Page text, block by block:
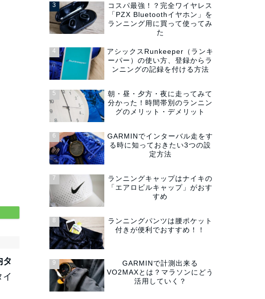
タ
コスパ最強！？完全ワイヤレス
「PZX Bluetoothイヤホン」を
ランニング用に買って使ってみ
た
アシックスRunkeeper（ランキ
ーパー）の使い方、登録からラ
ンニングの記録を付ける方法
朝・昼・夕方・夜に走ってみて
分かった！時間帯別のランニン
グのメリット・デメリット
GARMINでインターバル走をす
る時に知っておきたい3つの設
定方法
ランニングキャップはナイキの
「エアロビルキャップ」がおす
すめ
ランニングパンツは腰ポケット
付きが便利でおすすめ！！
GARMINで計測出来る
VO2MAXとは？マラソンにどう
活用していく？